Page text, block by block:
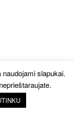
slapukai.